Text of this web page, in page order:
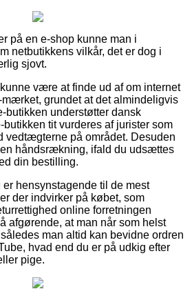
på en e-shop kunne man i
netbutikkens vilkår, det er dog i
sjovt.
være at finde ud af om internet
grundet at det almindeligvis
butikken understøtter dansk
butikken tit vurderes af jurister som
vedtægterne på området. Desuden
håndsrækning, ifald du udsættes
din bestilling.
er hensynstagende til de mest
der indvirker på købet, som
online forretningen
afgørende, at man når som helst
man altid kan bevidne ordren
hvad end du er på udkig efter
pige.